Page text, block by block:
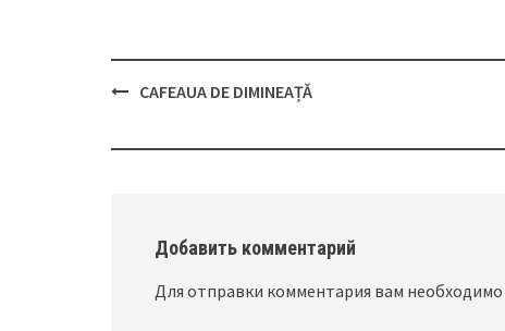
navigation
CAFEAUA DE DIMINEAȚĂ
Добавить комментарий
Для отправки комментария вам необходимо